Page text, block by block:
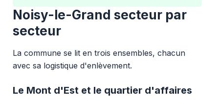
Noisy-le-Grand secteur par
secteur
La commune se lit en trois ensembles, chacun
avec sa logistique d'enlèvement.
Le Mont d'Est et le quartier d'affaires